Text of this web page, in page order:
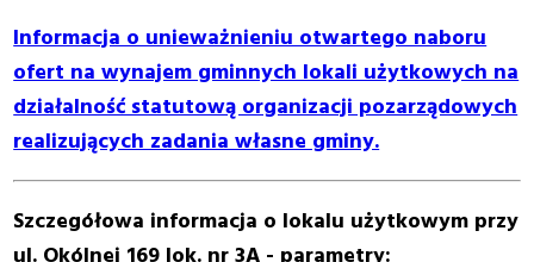
Informacja o unieważnieniu otwartego naboru
ofert na wynajem gminnych lokali użytkowych na
działalność statutową organizacji pozarządowych
realizujących zadania własne gminy.
Szczegółowa informacja o lokalu użytkowym przy
ul. Okólnej 169 lok. nr 3A - parametry: